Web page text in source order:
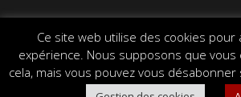
Mentions légales Cookies
© 2024 Alliance Cube – Design &
Ce site web utilise des cookies pour
expérience. Nous supposons que vous
cela, mais vous pouvez vous